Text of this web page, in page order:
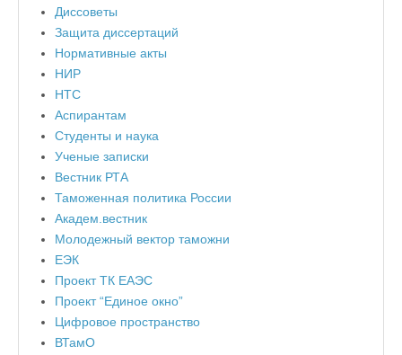
Диссоветы
Защита диссертаций
Нормативные акты
НИР
НТС
Аспирантам
Студенты и наука
Ученые записки
Вестник РТА
Таможенная политика России
Академ.вестник
Молодежный вектор таможни
ЕЭК
Проект ТК ЕАЭС
Проект “Единое окно”
Цифровое пространство
ВТамО